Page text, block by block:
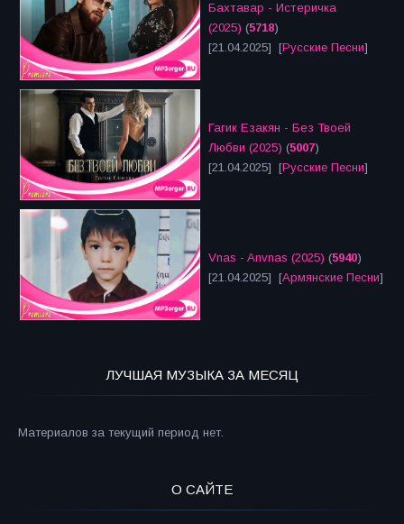
Бахтавар - Истеричка
(2025) (5718)
[21.04.2025] [Русские Песни]
Гагик Езакян - Без Твоей
Любви (2025) (5007)
[21.04.2025] [Русские Песни]
Vnas - Anvnas (2025) (5940)
[21.04.2025] [Армянские Песни]
ЛУЧШАЯ МУЗЫКА ЗА МЕСЯЦ
Материалов за текущий период нет.
О САЙТЕ